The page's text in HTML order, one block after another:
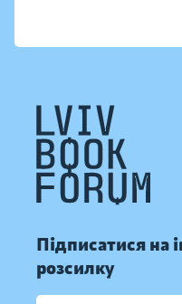
Підписатися на
розсилку